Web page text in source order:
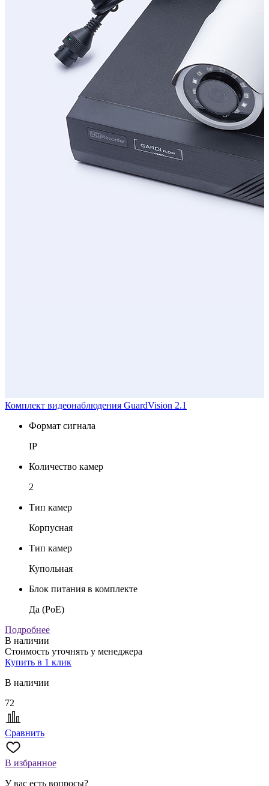
Комплект видеонаблюдения GuardVision 2.1
Формат сигнала
IP
Количество камер
2
Тип камер
Корпусная
Тип камер
Купольная
Блок питания в комплекте
Да (PoE)
Подробнее
В наличии
Стоимость уточнять у менеджера
Купить в 1 клик
В наличии
72
Сравнить
В избранное
У вас есть вопросы?